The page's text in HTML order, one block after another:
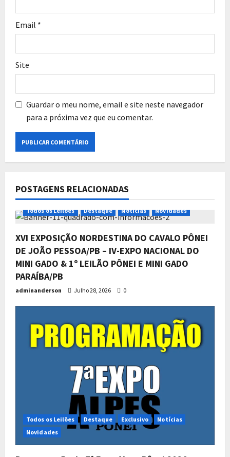
Email *
Site
Guardar o meu nome, email e site neste navegador
para a próxima vez que eu comentar.
POSTAGENS RELACIONADAS
Todos os Leilões Destaque Notícias Novidades
XVI EXPOSIÇÃO NORDESTINA DO CAVALO PÔNEI
DE JOÃO PESSOA/PB – IV-EXPO NACIONAL DO
MINI GADO & 1º LEILÃO PÔNEI E MINI GADO
PARAÍBA/PB
adminanderson Julho 28, 2026 0
Todos os Leilões Destaque Exclusivo
Notícias
Novidades
2
Todos os Leilões Destaque
Exclusivo
Programação da 7ª Expo Alpes
Pônei 2026
Junho 18, 2026 0
3
Todos os Leilões Destaque
Notícias
Novidades
7ª Expo Alpes – Prova Social Mirim.
Junho 17, 2026 0
Notícias
Novidades